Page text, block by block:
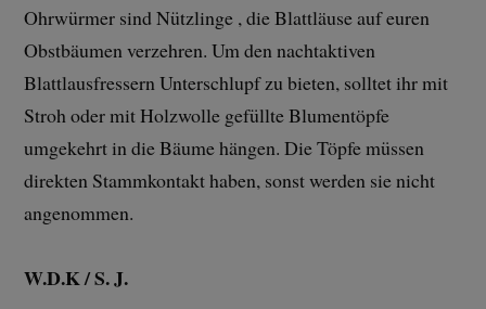
Ohrwürmer sind Nützlinge , die Blattläuse auf euren
Obstbäumen verzehren. Um den nachtaktiven
Blattlausfressern Unterschlupf zu bieten, solltet ihr mit
Stroh oder mit Holzwolle gefüllte Blumentöpfe
umgekehrt in die Bäume hängen. Die Töpfe müssen
direkten Stammkontakt haben, sonst werden sie nicht
angenommen.
W.D.K/ S. J.